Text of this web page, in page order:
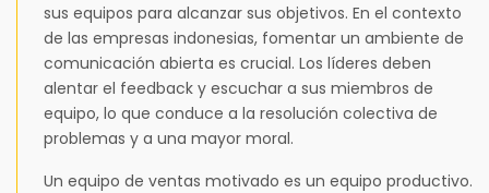
sus equipos para alcanzar sus objetivos. En el contexto
de las empresas indonesias, fomentar un ambiente de
comunicación abierta es crucial. Los líderes deben
alentar el feedback y escuchar a sus miembros de
equipo, lo que conduce a la resolución colectiva de
problemas y a una mayor moral.
Un equipo de ventas motivado es un equipo productivo.